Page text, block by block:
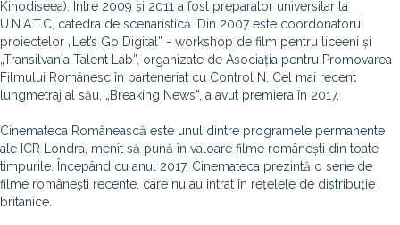
Kinodiseea). Între 2009 și 2011 a fost preparator universitar la
U.N.A.T.C, catedra de scenaristică. Din 2007 este coordonatorul
proiectelor „Let’s Go Digital” - workshop de film pentru liceeni și
„Transilvania Talent Lab”, organizate de Asociația pentru Promovarea
Filmului Românesc în parteneriat cu Control N. Cel mai recent
lungmetraj al său, „Breaking News”, a avut premiera în 2017.
Cinemateca Românească este unul dintre programele permanente
ale ICR Londra, menit să pună în valoare filme românești din toate
timpurile. Începând cu anul 2017, Cinemateca prezintă o serie de
filme românești recente, care nu au intrat în rețelele de distribuție
britanice.